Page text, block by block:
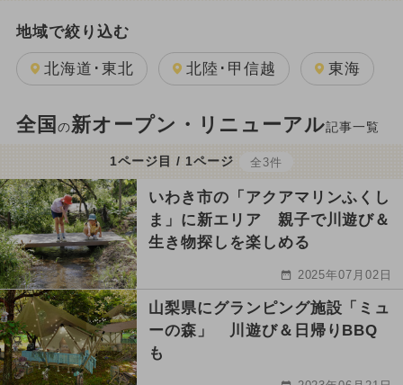
地域で絞り込む
北海道･東北 北陸･甲信越 東海
全国 の新オープン・リニューアル記事一覧
1ページ目 / 1ページ 全3件
いわき市の「アクアマリンふくし
ま」に新エリア 親子で川遊び＆
生き物探しを楽しめる
2025年07月02日
山梨県にグランピング施設「ミュ
ーの森」 川遊び＆日帰りBBQ
も